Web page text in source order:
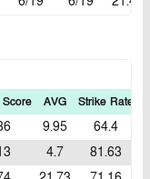
AVG Strike Rate
9.95
64.4
4.7
81.63